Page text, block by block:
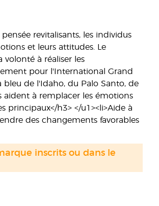
revitalisants, les individus
et leurs attitudes. Le
volonté à réaliser les
pour l'International Grand
de l'Idaho, du Palo Santo, de
aident à remplacer les émotions
principaux</h3> </u1><li>Aide à
des changements favorables
inscrits ou dans le